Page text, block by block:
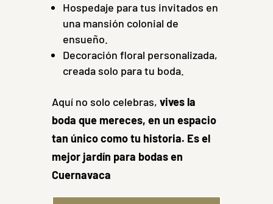
Hospedaje para tus invitados en
una mansión colonial de
ensueño.
Decoración floral personalizada,
creada solo para tu boda.
Aquí no solo celebras, vives la
boda que mereces, en un espacio
tan único como tu historia. Es el
mejor jardín para bodas en
Cuernavaca